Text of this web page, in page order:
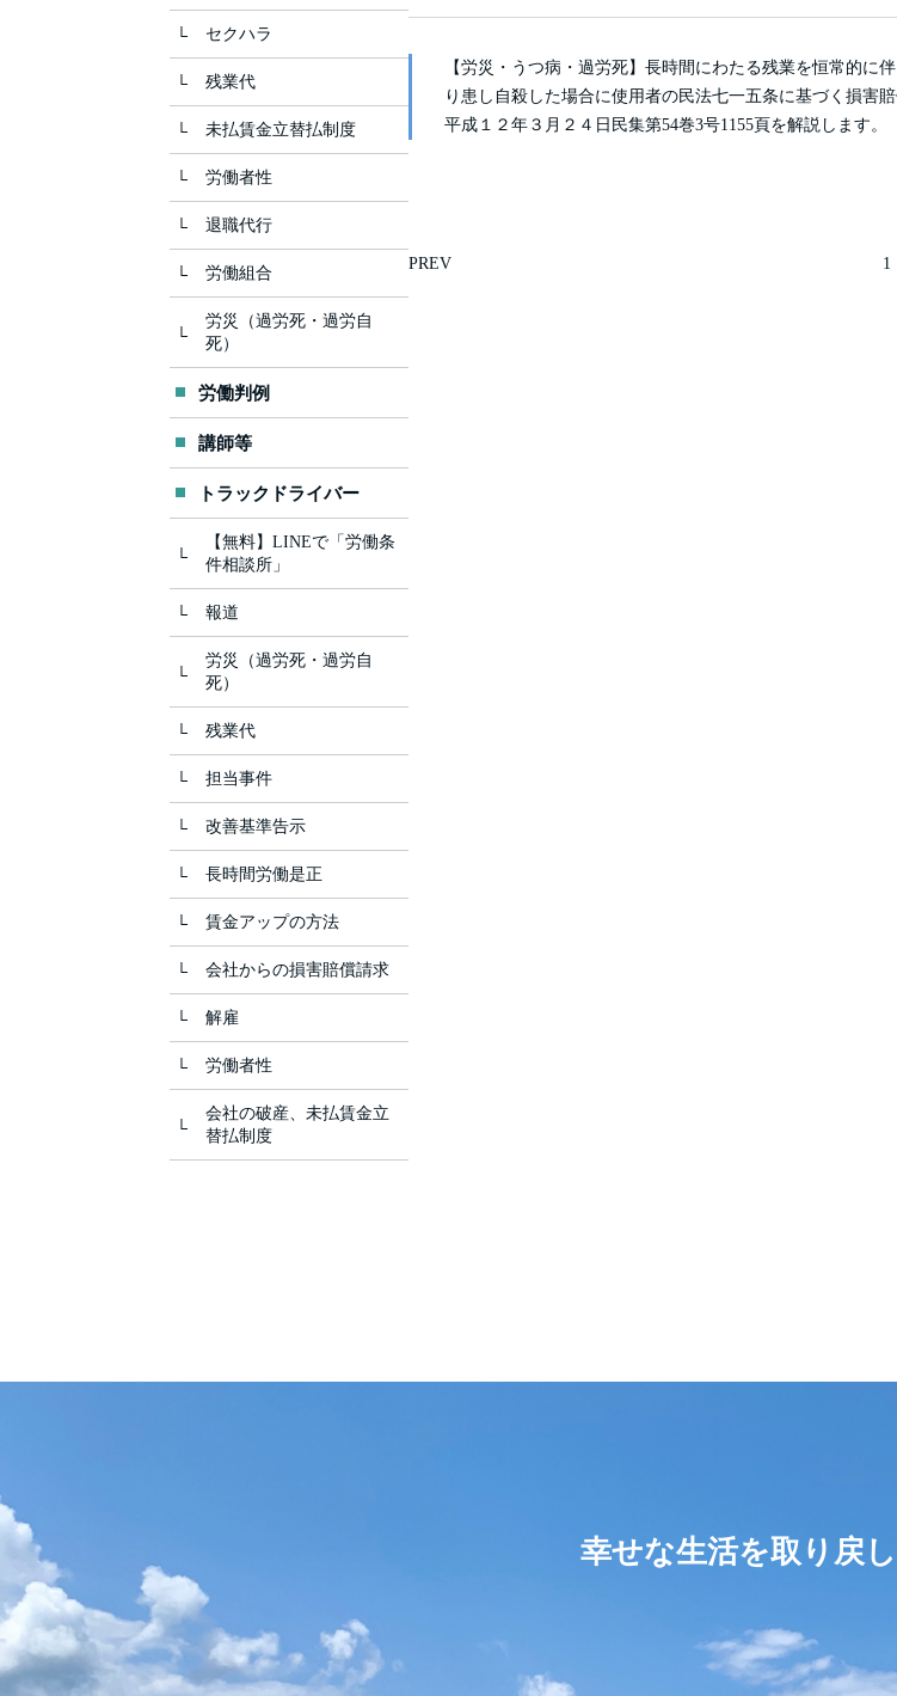
【労災・うつ病・過労死】長時間にわたる残業を恒常的に
り患し自殺した場合に使用者の民法七一五条に基づく損害
平成１２年３月２４日民集第54巻3号1155頁を解説します。
PREV 1
セクハラ
残業代
未払賃金立替払制度
労働者性
退職代行
労働組合
労災（過労死・過労自
死）
労働判例
講師等
トラックドライバー
【無料】LINEで「労働条
件相談所」
報道
労災（過労死・過労自
死）
残業代
担当事件
改善基準告示
長時間労働是正
賃金アップの方法
会社からの損害賠償請求
解雇
労働者性
会社の破産、未払賃金立
替払制度
幸せな生活を取り戻